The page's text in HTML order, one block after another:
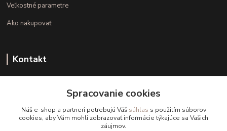
Veľkostné parametre
Ako nakupovať
Kontakt
(Po.-Pi. 10.00 - 15.00)
info@kvalitnaBielizen.sk
Spracovanie cookies
Náš e-shop a partneri potrebujú Váš súhlas s použitím súborov
cookies, aby Vám mohli zobrazovať informácie týkajúce sa Vašich
záujmov.